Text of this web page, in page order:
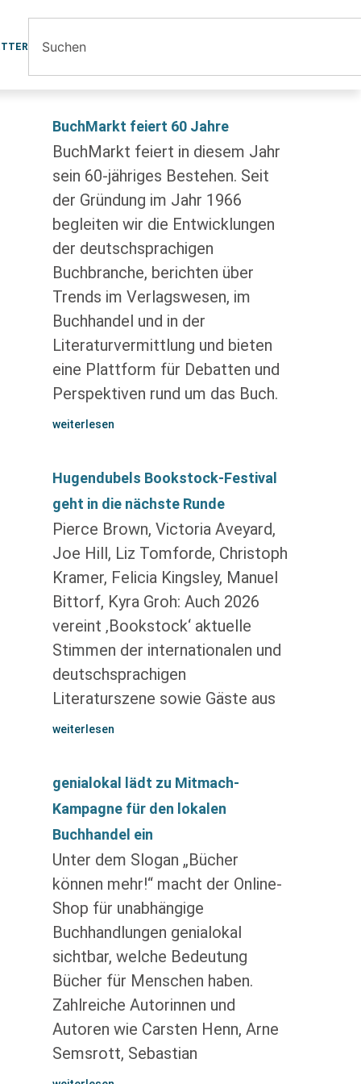
BuchMarkt feiert 60 Jahre
BuchMarkt feiert in diesem Jahr
sein 60-jähriges Bestehen. Seit
der Gründung im Jahr 1966
begleiten wir die Entwicklungen
der deutschsprachigen
Buchbranche, berichten über
Trends im Verlagswesen, im
Buchhandel und in der
Literaturvermittlung und bieten
eine Plattform für Debatten und
Perspektiven rund um das Buch.
weiterlesen
Hugendubels Bookstock-Festival
geht in die nächste Runde
Pierce Brown, Victoria Aveyard,
Joe Hill, Liz Tomforde, Christoph
Kramer, Felicia Kingsley, Manuel
Bittorf, Kyra Groh: Auch 2026
vereint ‚Bookstock‘ aktuelle
Stimmen der internationalen und
deutschsprachigen
Literaturszene sowie Gäste aus
weiterlesen
genialokal lädt zu Mitmach-
Kampagne für den lokalen
Buchhandel ein
Unter dem Slogan „Bücher
können mehr!“ macht der Online-
Shop für unabhängige
Buchhandlungen genialokal
sichtbar, welche Bedeutung
Bücher für Menschen haben.
Zahlreiche Autorinnen und
Autoren wie Carsten Henn, Arne
Semsrott, Sebastian